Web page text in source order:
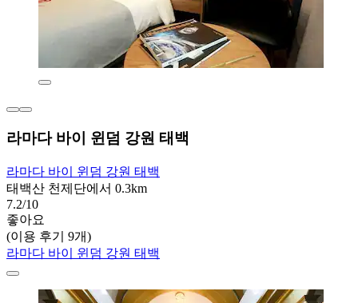
라마다 바이 윈덤 강원 태백
라마다 바이 윈덤 강원 태백
태백산 천제단에서 0.3km
7.2/10
좋아요
(이용 후기 9개)
라마다 바이 윈덤 강원 태백